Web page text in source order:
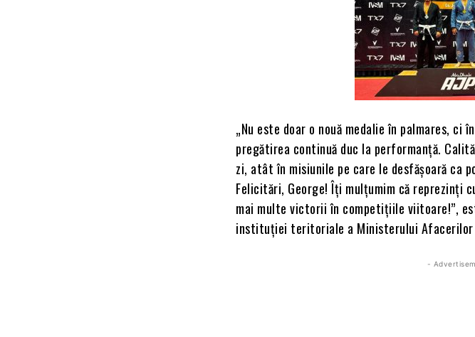
„Nu este doar o nouă medalie în palmares, ci
pregătirea continuă duc la performanță.
zi, atât în misiunile pe care le desfășoară ca
Felicitări, George! Îți mulțumim că reprezinți
mai multe victorii în competițiile viitoare!”,
instituției teritoriale a Ministerului
-